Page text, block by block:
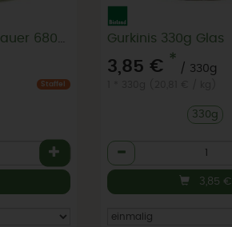
Staffel
Gurkinis 330g Glas
3,85 € *
/ 330g
330g
Anzahl
3,85 €